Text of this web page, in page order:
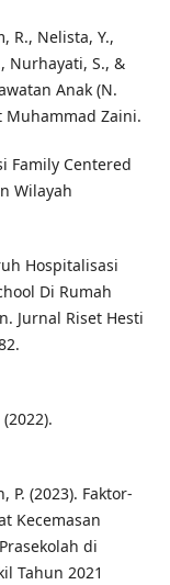
R., Nelista, Y.,
Nurhayati, S., &
Anak (N.
Muhammad Zaini.
Family Centered
Wilayah
Hospitalisasi
Di Rumah
Jurnal Riset Hesti
P. (2023). Faktor-
Kecemasan
di
Tahun 2021